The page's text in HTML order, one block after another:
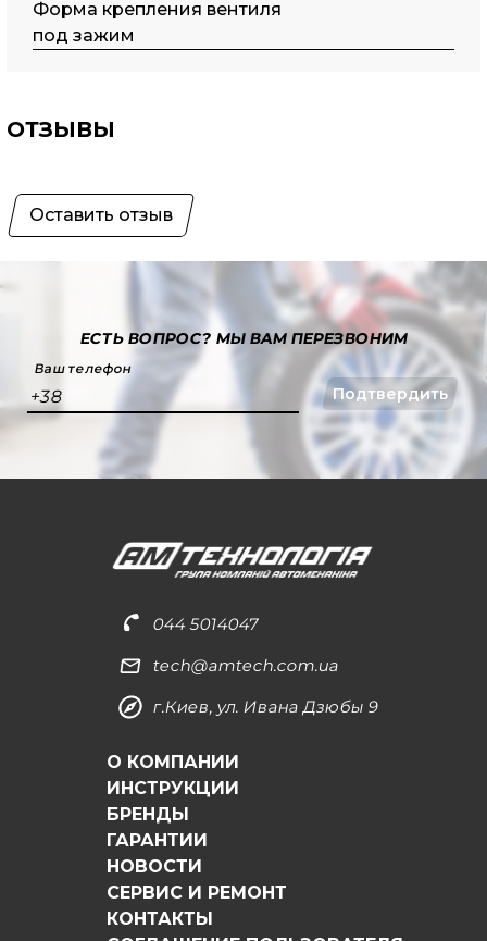
Форма крепления вентиля
под зажим
ОТЗЫВЫ
Оставить отзыв
ЕСТЬ ВОПРОС?МЫ ВАМ ПЕРЕЗВОНИМ
Ваш телефон
+38 Подтвердить
044 5014047
tech@amtech.com.ua
г.Киев, ул. Ивана Дзюбы 9
О КОМПАНИИ
ИНСТРУКЦИИ
БРЕНДЫ
ГАРАНТИИ
НОВОСТИ
СЕРВИС И РЕМОНТ
КОНТАКТЫ